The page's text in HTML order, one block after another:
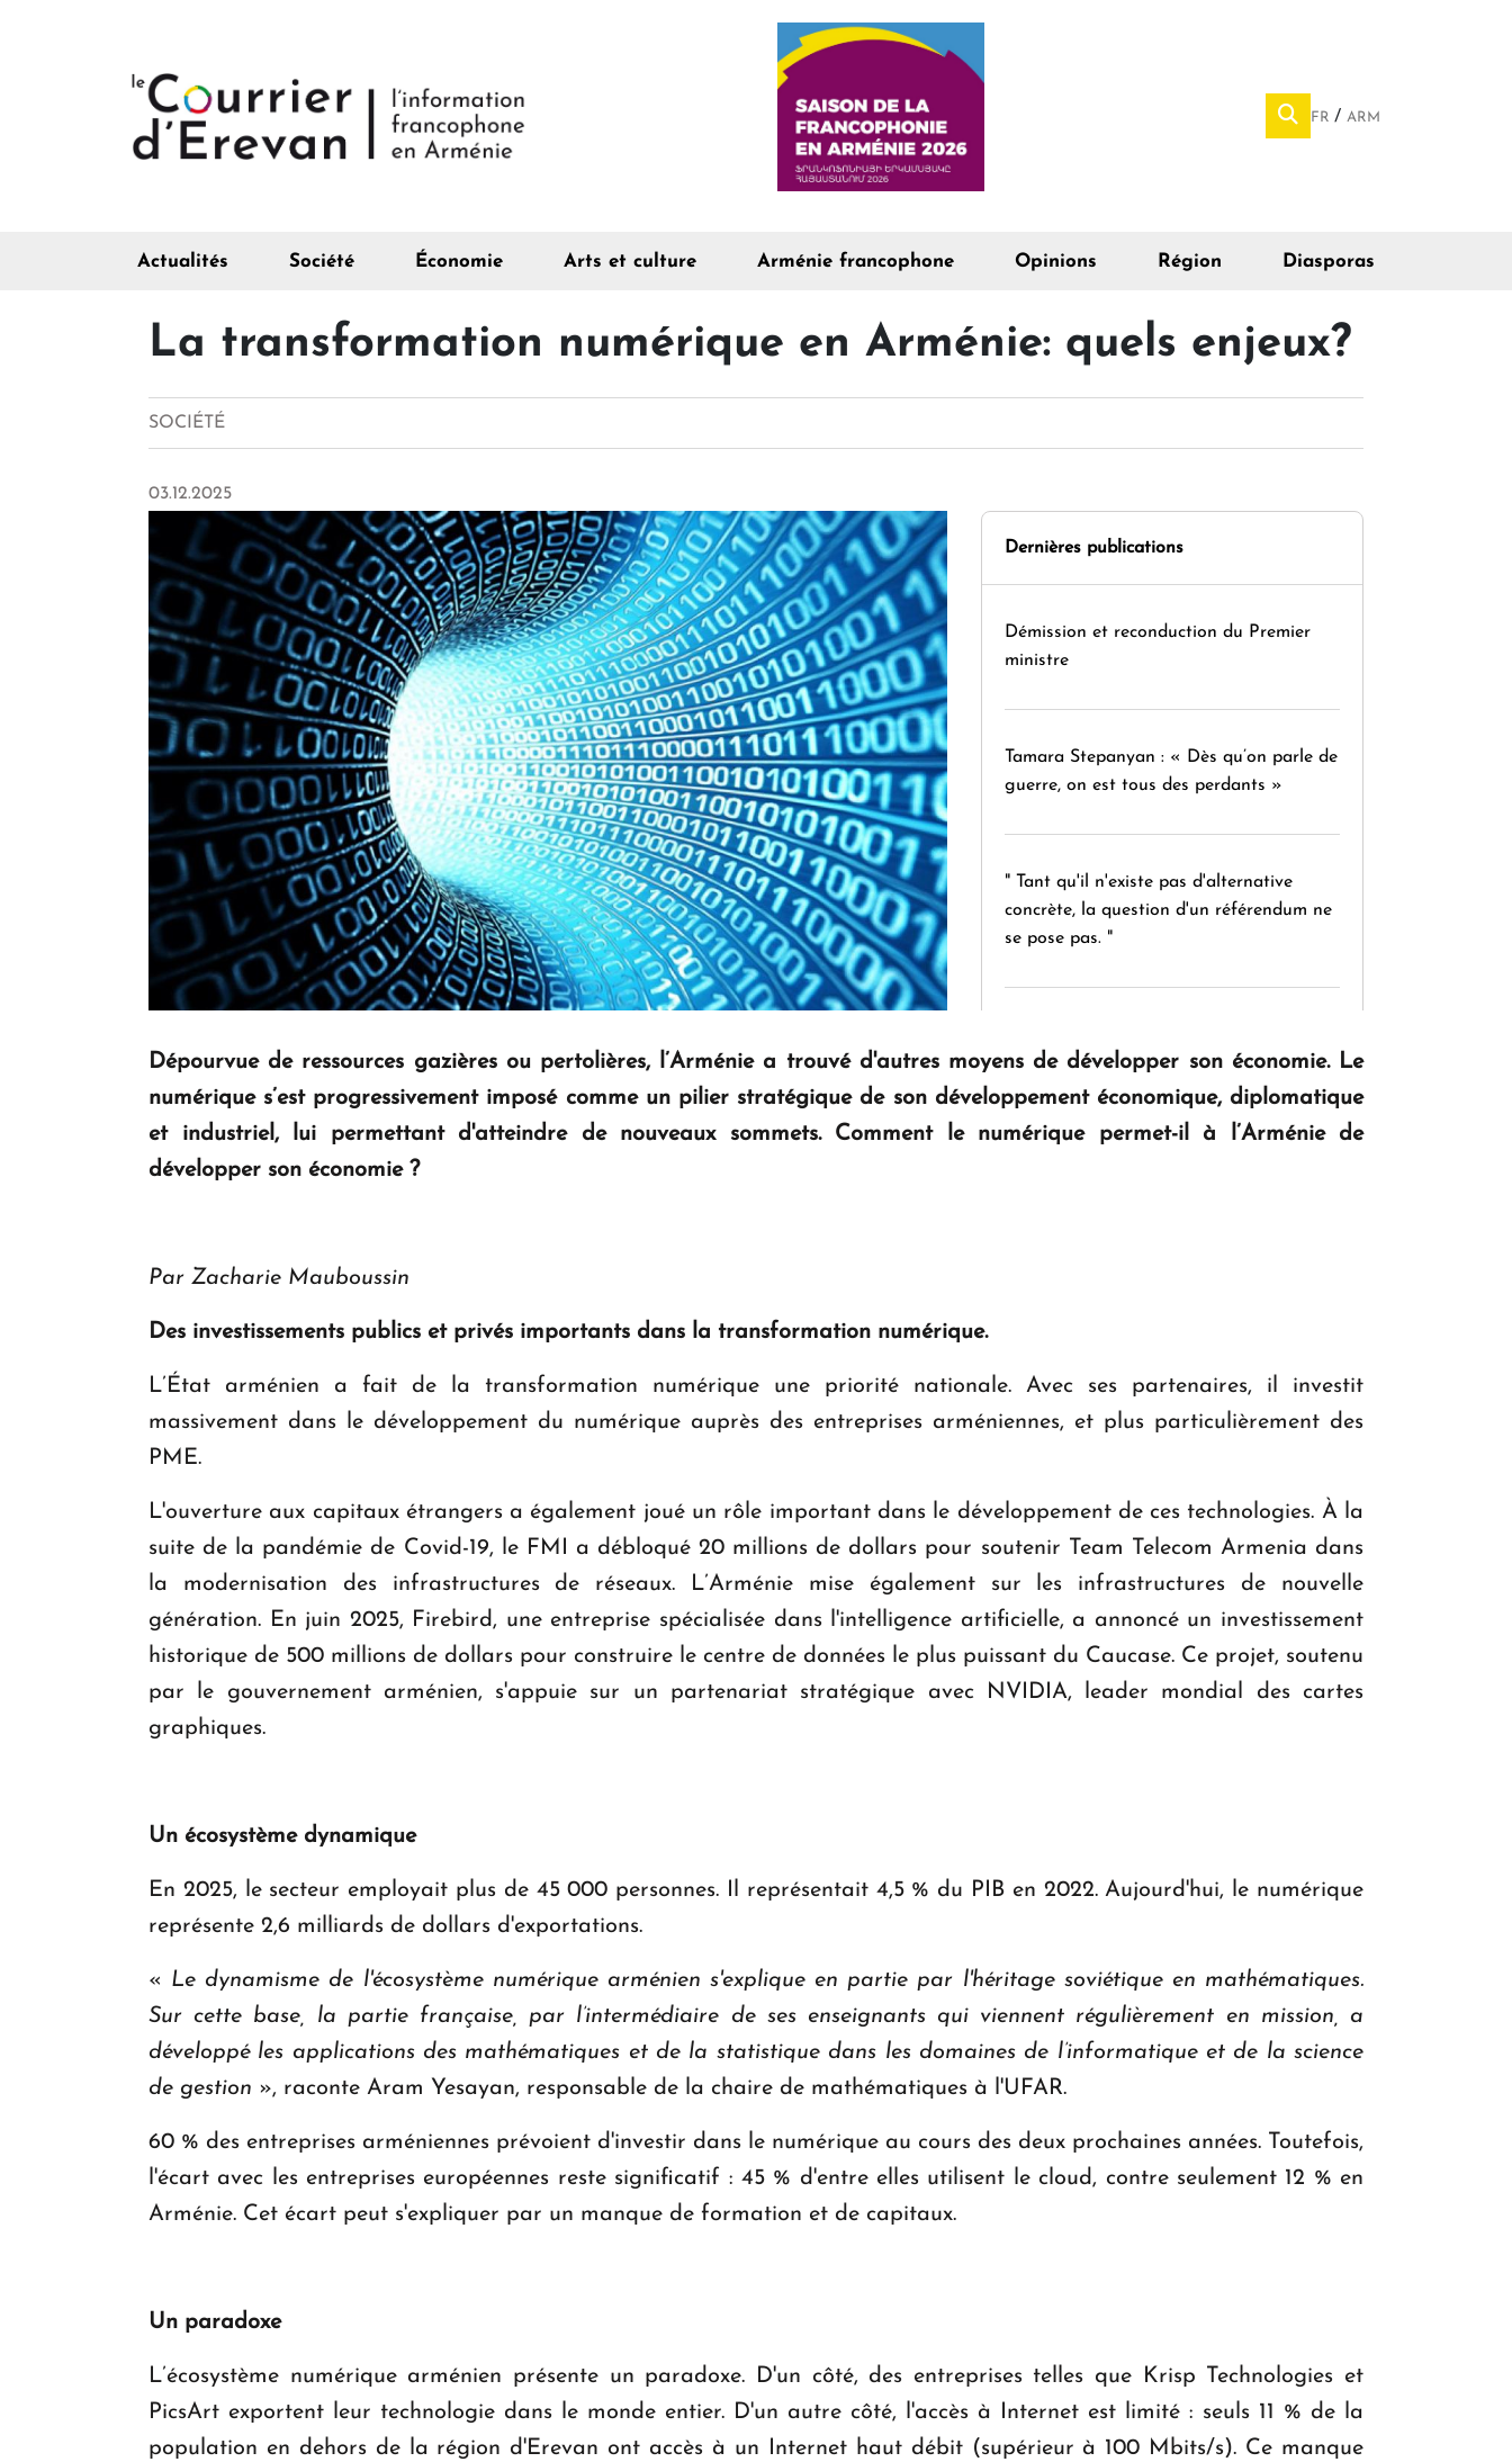
FR ARM
Actualités Société Économie Arts et culture Arménie francophone Opinions Région Diasporas
La transformation numérique en Arménie: quels enjeux?
SOCIÉTÉ
03.12.2025
Dernières publications
Démission et reconduction du Premier
ministre
Tamara Stepanyan : « Dès qu’on parle de
guerre, on est tous des perdants »
" Tant qu'il n'existe pas d'alternative
concrète, la question d'un référendum ne
se pose pas. "
d'avenir en Arménie
Dépourvue de ressources gazières ou pertolières, l’Arménie a trouvé d'autres moyens de développer son économie. Le
numérique s’est progressivement imposé comme un pilier stratégique de son développement économique, diplomatique
et industriel, lui permettant d'atteindre de nouveaux sommets. Comment le numérique permet-il à l’Arménie de
développer son économie ?
Par Zacharie Mauboussin
Des investissements publics et privés importants dans la transformation numérique.
L’État arménien a fait de la transformation numérique une priorité nationale. Avec ses partenaires, il investit
massivement dans le développement du numérique auprès des entreprises arméniennes, et plus particulièrement des
PME.
L'ouverture aux capitaux étrangers a également joué un rôle important dans le développement de ces technologies. À la
suite de la pandémie de Covid-19, le FMI a débloqué 20 millions de dollars pour soutenir Team Telecom Armenia dans
la modernisation des infrastructures de réseaux. L’Arménie mise également sur les infrastructures de nouvelle
génération. En juin 2025, Firebird, une entreprise spécialisée dans l'intelligence artificielle, a annoncé un investissement
historique de 500 millions de dollars pour construire le centre de données le plus puissant du Caucase. Ce projet, soutenu
par le gouvernement arménien, s'appuie sur un partenariat stratégique avec NVIDIA, leader mondial des cartes
graphiques.
Un écosystème dynamique
En 2025, le secteur employait plus de 45 000 personnes. Il représentait 4,5 % du PIB en 2022. Aujourd'hui, le numérique
représente 2,6 milliards de dollars d'exportations.
« Le dynamisme de l'écosystème numérique arménien s'explique en partie par l'héritage soviétique en mathématiques.
Sur cette base, la partie française, par l’intermédiaire de ses enseignants qui viennent régulièrement en mission, a
développé les applications des mathématiques et de la statistique dans les domaines de l’informatique et de la science
de gestion », raconte Aram Yesayan, responsable de la chaire de mathématiques à l'UFAR.
60 % des entreprises arméniennes prévoient d'investir dans le numérique au cours des deux prochaines années. Toutefois,
l'écart avec les entreprises européennes reste significatif : 45 % d'entre elles utilisent le cloud, contre seulement 12 % en
Arménie. Cet écart peut s'expliquer par un manque de formation et de capitaux.
Un paradoxe
L’écosystème numérique arménien présente un paradoxe. D'un côté, des entreprises telles que Krisp Technologies et
PicsArt exportent leur technologie dans le monde entier. D'un autre côté, l'accès à Internet est limité : seuls 11 % de la
population en dehors de la région d'Erevan ont accès à un Internet haut débit (supérieur à 100 Mbits/s). Ce manque